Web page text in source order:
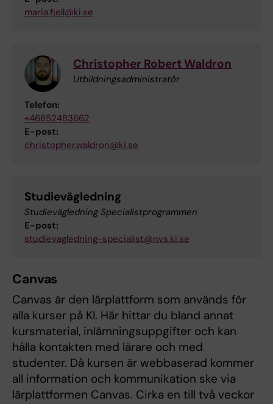
maria.fjell@ki.se
Christopher Robert Waldron
Utbildningsadministratör
Telefon:
+46852483662
E-post:
christopher.waldron@ki.se
Studievägledning
Studievägledning Specialistprogrammen
E-post:
studievagledning-specialist@nvs.ki.se
Canvas
Canvas är den lärplattform som används för
alla kurser på KI. Här hittar du bland annat
kursmaterial, inlämningsuppgifter och kan
hålla kontakten med lärare och med
studenter. Då kursen är webbaserad kommer
all information och kommunikation ske via
lärplattformen Canvas. Cirka en till två veckor